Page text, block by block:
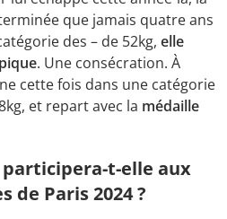
que jamais quatre ans
des – de 52kg, elle
. Une consécration. À
cette fois dans une catégorie
et repart avec la médaille
t-elle aux
de Paris 2024 ?